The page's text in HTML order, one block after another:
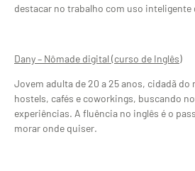
destacar no trabalho com uso inteligente
Dany – Nômade digital (curso de Inglês)
Jovem adulta de 20 a 25 anos, cidadã do
hostels, cafés e coworkings, buscando
experiências. A fluência no inglês é o
morar onde quiser.